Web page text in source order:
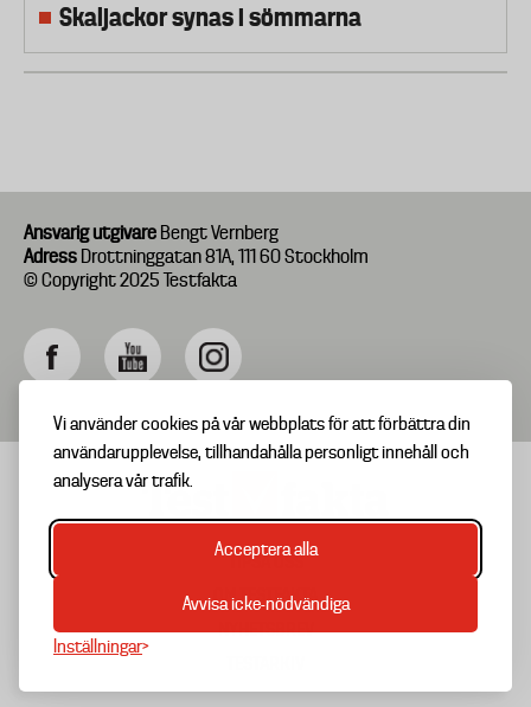
Vi använder cookies på vår webbplats för att förbättra din
användarupplevelse, tillhandahålla personligt innehåll och
analysera vår trafik.
Acceptera alla
Avvisa icke-nödvändiga
Inställningar
Skaljackor synas i sömmarna
Ansvarig utgivare Bengt Vernberg
Adress Drottninggatan 81A, 111 60 Stockholm
© Copyright 2025 Testfakta
Footer
menu
TIPSA OSS
OM TESTFAKTA
NYHETSBREV